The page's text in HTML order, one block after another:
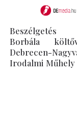
Beszélgetés
Borbála
Debrecen-
Irodalmi Műhely